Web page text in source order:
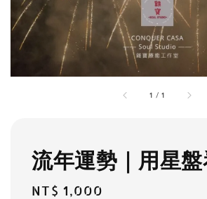
1 /1
流年運勢｜用星
Regular
NT$ 1,000